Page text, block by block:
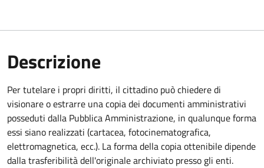
Descrizione
Per tutelare i propri diritti, il cittadino può chiedere di
visionare o estrarre una copia dei documenti amministrativi
posseduti dalla Pubblica Amministrazione, in qualunque forma
essi siano realizzati (cartacea, fotocinematografica,
elettromagnetica, ecc.). La forma della copia ottenibile dipende
dalla trasferibilità dell'originale archiviato presso gli enti.